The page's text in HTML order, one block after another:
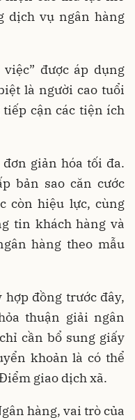
dịch vụ ngân hàng
được áp dụng
là người cao tuổi
tiếp cận các tiện ích
giản hóa tối đa.
bản sao căn cước
còn hiệu lực, cùng
tin khách hàng và
hàng theo mẫu
đồng trước đây,
thuận giải ngân
cần bổ sung giấy
khoản là có thể
giao dịch xã.
hàng, vai trò của